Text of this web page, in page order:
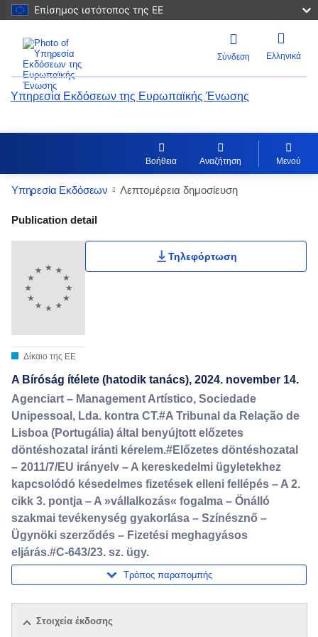
Επίσημος ιστότοπος της ΕΕ
Σύνδεση Ελληνικά
Υπηρεσία Εκδόσεων της Ευρωπαϊκής Ένωσης
Βοήθεια Αναζήτηση Μενού
Υπηρεσία Εκδόσεων Λεπτομέρεια δημοσίευση
Publication Detail Actions Portlet
Publication detail
Δίκαιο της ΕΕ
Τηλεφόρτωση
A Bíróság ítélete (hatodik tanács), 2024. november 14.
Agenciart – Management Artístico, Sociedade
Unipessoal, Lda. kontra CT.#A Tribunal da Relação de
Lisboa (Portugália) által benyújtott előzetes
döntéshozatal iránti kérelem.#Előzetes döntéshozatal
– 2011/7/EU irányelv – A kereskedelmi ügyletekhez
kapcsolódó késedelmes fizetések elleni fellépés – A 2.
cikk 3. pontja – A »vállalkozás« fogalma – Önálló
szakmai tevékenység gyakorlása – Színésznő –
Ügynöki szerződés – Fizetési meghagyásos
eljárás.#C-643/23. sz. ügy.
Τρόπος παραπομπής
Στοιχεία έκδοσης